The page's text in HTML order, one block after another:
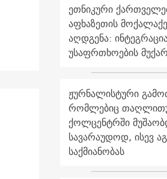
ეთნიკური
აფხაზეთის
აღდგენა:
უსაფრთხოების
ჟურნალისტური
რომლებიც
ქოლცენტრში
სავარაუდოდ, ისევ
საქმიანობას